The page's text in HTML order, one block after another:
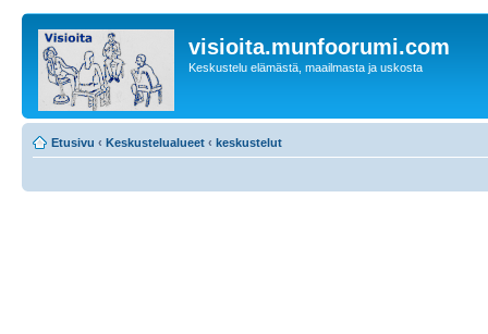
visioita.munfoorumi.com
Keskustelu elämästä, maailmasta ja uskosta
Etusivu ‹ Keskustelualueet ‹ keskustelut